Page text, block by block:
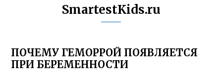
SmartestKids.ru
ПОЧЕМУ ГЕМОРРОЙ ПОЯВЛЯЕТСЯ
ПРИ БЕРЕМЕННОСТИ